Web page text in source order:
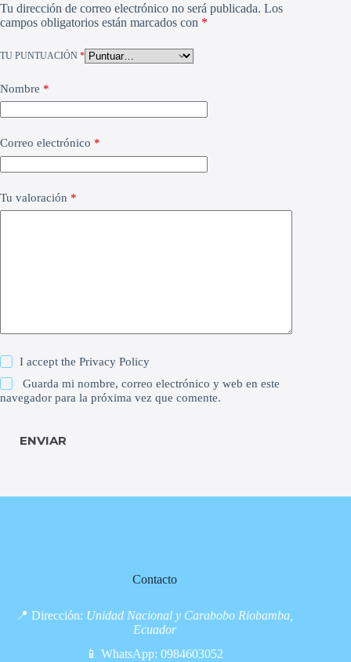
Tu dirección de correo electrónico no será publicada. Los
campos obligatorios están marcados con *
TU PUNTUACIÓN *
Nombre *
Correo electrónico *
Tu valoración *
I accept thePrivacy Policy
Guarda mi nombre, correo electrónico y web en este
navegador para la próxima vez que comente.
ENVIAR
Contacto
📍 Dirección: Unidad Nacional y Carabobo Riobamba,
Ecuador
📱 WhatsApp:0984603052